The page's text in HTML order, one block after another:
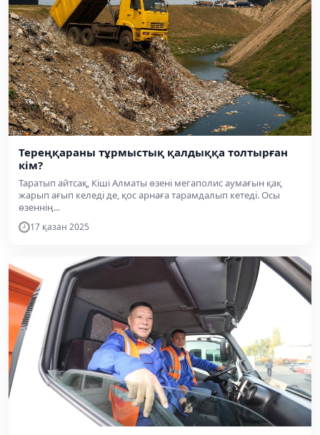
Тереңқараны тұрмыстық қалдыққа толтырған
кім?
Таратып айтсақ, Кіші Алматы өзені мегаполис аумағын қақ
жарып ағып келеді де, қос арнаға тарамдалып кетеді. Осы
өзеннің...
17 қазан 2025